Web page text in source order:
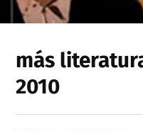
más
2010